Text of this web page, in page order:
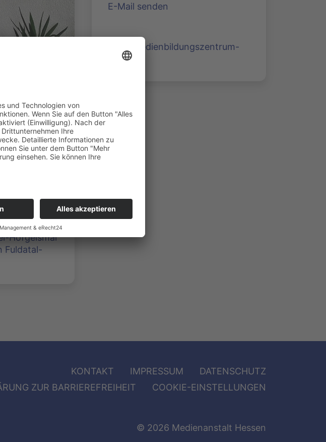
Hofgeismar
Fuldatal-
E-Mail senden
www.medienbildungszentrum-
nord.de
KONTAKT IMPRESSUM
DATENSCHUTZ
ZUR BARRIEREFREIHEIT
COOKIE-EINSTELLUNGEN
© 2026 Medienanstalt Hessen